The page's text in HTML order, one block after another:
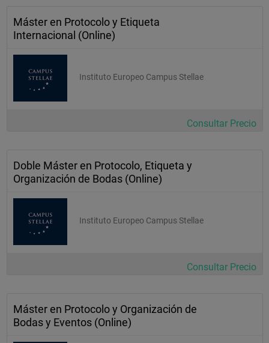
Máster en Protocolo y Etiqueta
Internacional (Online)
Instituto Europeo Campus Stellae
Consultar Precio
Doble Máster en Protocolo, Etiqueta y
Organización de Bodas (Online)
Instituto Europeo Campus Stellae
Consultar Precio
Máster en Protocolo y Organización de
Bodas y Eventos (Online)